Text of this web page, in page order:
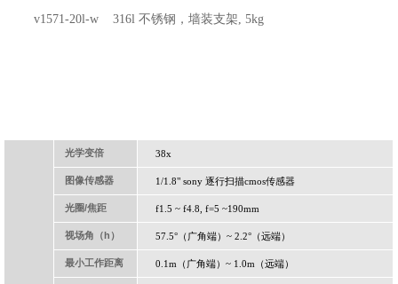
v1571-20l-w 316l 不锈钢，墙装支架, 5kg
光学变倍 38x
图像传感器 1/1.8" sony逐行扫描cmos传感器
光圈/焦距 f1.5 ~ f4.8, f=5 ~190mm
视场角（h ） 57.5°（广角端）~ 2.2°（远端）
最小工作距离 0.1m （广角端）~ 1.0m （远端）